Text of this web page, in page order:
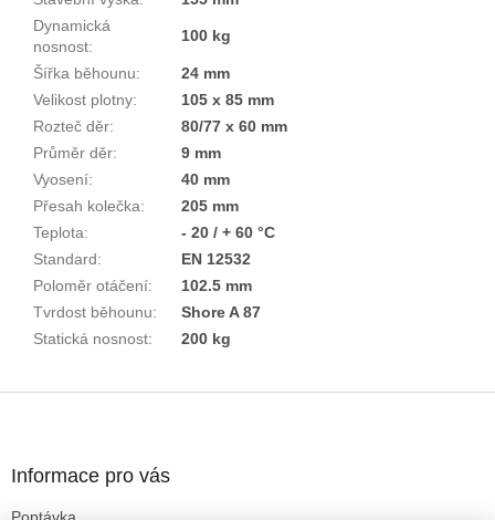
Dynamická
nosnost:
100 kg
Šířka běhounu:
24 mm
Velikost plotny:
105 x 85 mm
Rozteč děr:
80/77 x 60 mm
Průměr děr:
9 mm
Vyosení:
40 mm
Přesah kolečka:
205 mm
Teplota:
- 20 / + 60 °C
Standard:
EN 12532
Poloměr otáčení:
102.5 mm
Tvrdost běhounu:
Shore A 87
Statická nosnost: 200 kg
Informace pro vás